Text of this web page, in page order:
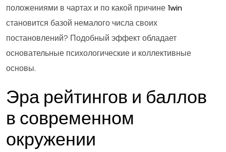
положениями в чартах и по какой причине1win
становится базой немалого числа своих
постановлений? Подобный эффект обладает
основательные психологические и коллективные
основы.
Эра рейтингов и баллов
в современном
окружении